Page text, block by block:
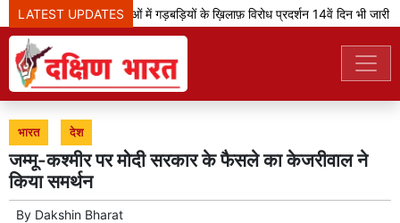
LATEST UPDATES
झारखंड: भर्ती परीक्षाओं में गड़बड़ियों के ख़िलाफ़ विरोध प्रदर्शन 14वें दिन भी जारी
भारत देश
जम्मू-कश्मीर पर मोदी सरकार के फैसले का केजरीवाल ने
किया समर्थन
By Dakshin Bharat